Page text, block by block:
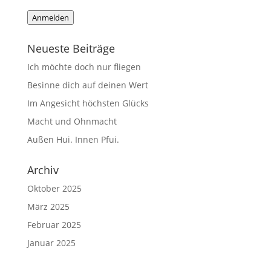
Anmelden
Neueste Beiträge
Ich möchte doch nur fliegen
Besinne dich auf deinen Wert
Im Angesicht höchsten Glücks
Macht und Ohnmacht
Außen Hui. Innen Pfui.
Archiv
Oktober 2025
März 2025
Februar 2025
Januar 2025